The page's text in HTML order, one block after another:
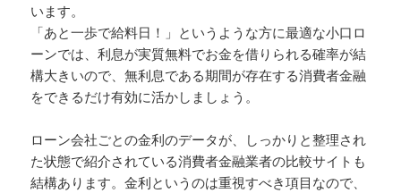
います。
「あと一歩で給料日！」というような方に最適な小口ロ
ーンでは、利息が実質無料でお金を借りられる確率が結
構大きいので、無利息である期間が存在する消費者金融
をできるだけ有効に活かしましょう。
ローン会社ごとの金利のデータが、しっかりと整理され
た状態で紹介されている消費者金融業者の比較サイトも
結構あります。金利というのは重視すべき項目なので、